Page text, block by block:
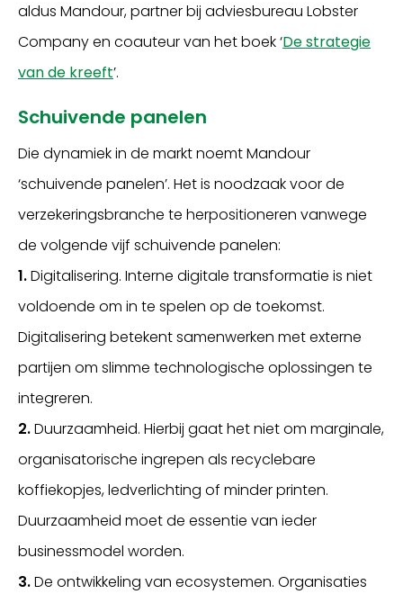
aldus Mandour, partner bij adviesbureau Lobster
Company en coauteur van het boek ‘De strategie
van de kreeft’.
Schuivende panelen
Die dynamiek in de markt noemt Mandour
‘schuivende panelen’. Het is noodzaak voor de
verzekeringsbranche te herpositioneren vanwege
de volgende vijf schuivende panelen:
1.Digitalisering. Interne digitale transformatie is niet
voldoende om in te spelen op de toekomst.
Digitalisering betekent samenwerken met externe
partijen om slimme technologische oplossingen te
integreren.
2.Duurzaamheid. Hierbij gaat het niet om marginale,
organisatorische ingrepen als recyclebare
koffiekopjes, ledverlichting of minder printen.
Duurzaamheid moet de essentie van ieder
businessmodel worden.
3.De ontwikkeling van ecosystemen. Organisaties